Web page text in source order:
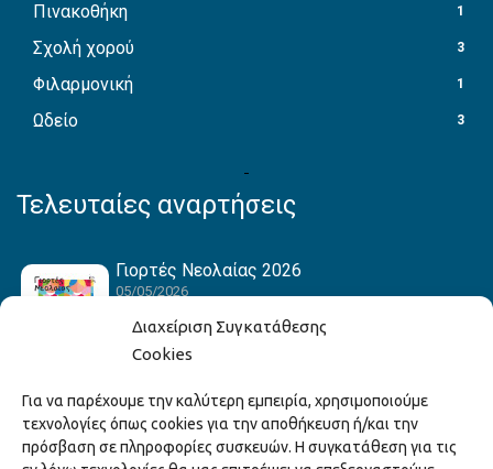
Διαχείριση Συγκατάθεσης
Cookies
Για να παρέχουμε την καλύτερη εμπειρία, χρησιμοποιούμε
τεχνολογίες όπως cookies για την αποθήκευση ή/και την
πρόσβαση σε πληροφορίες συσκευών. Η συγκατάθεση για τις
Πινακοθήκη 1
Σχολή χορού 3
Φιλαρμονική 1
Ωδείο 3
Τελευταίες αναρτήσεις
Γιορτές Νεολαίας 2026
05/05/2026
Hack the Match: Γνωρίζοντας τα Αμερικανικά
Αθλήματα! Δημιουργώντας το Δικό σου
Game Story!
22/04/2026